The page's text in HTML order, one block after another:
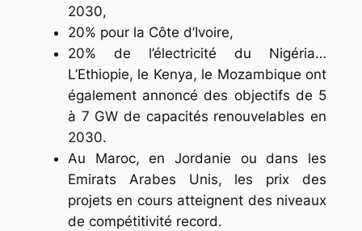
2030,
20% pour la Côte d’Ivoire,
20% de l’électricité du Nigéria…
L’Ethiopie, le Kenya, le Mozambique ont
également annoncé des objectifs de 5
à 7 GW de capacités renouvelables en
2030.
Au Maroc, en Jordanie ou dans les
Emirats Arabes Unis, les prix des
projets en cours atteignent des niveaux
de compétitivité record.